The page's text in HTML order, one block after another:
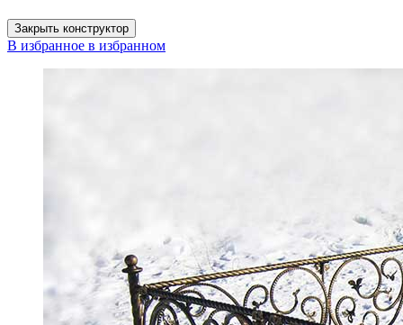
Закрыть конструктор
В избранное в избранном